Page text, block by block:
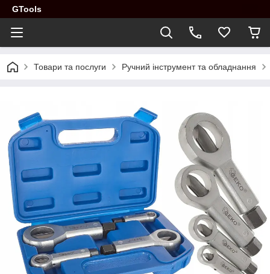
GTools
Товари та послуги Ручний інструмент та обладнання